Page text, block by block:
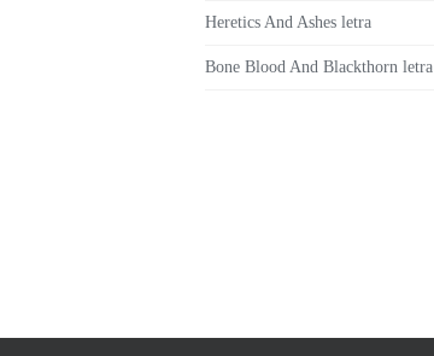
Heretics And Ashes letra
Bone Blood And Blackthorn letra